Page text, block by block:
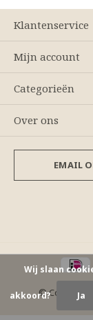
Klantenservice
Mijn account
Categorieën
Over ons
EMAIL
© Copyright
Wij slaan
akkoord? Ja